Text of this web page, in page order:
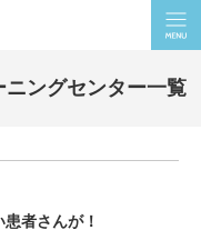
ングセンター一覧
者さんが！